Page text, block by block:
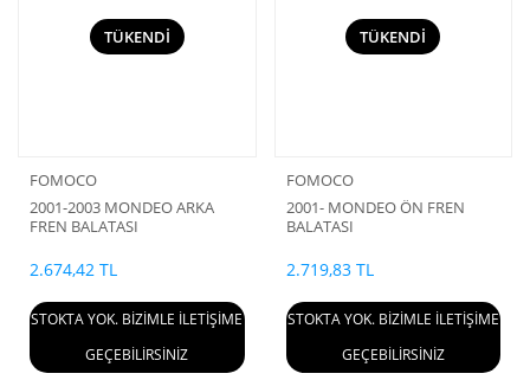
TÜKENDİ
FOMOCO
2001-2003 MONDEO ARKA
FREN BALATASI
2.674,42 TL
STOKTA YOK. BİZİMLE İLETİŞİME
GEÇEBİLİRSİNİZ
TÜKENDİ
FOMOCO
2001- MONDEO ÖN FREN
BALATASI
2.719,83 TL
STOKTA YOK. BİZİMLE İLETİŞİME
GEÇEBİLİRSİNİZ